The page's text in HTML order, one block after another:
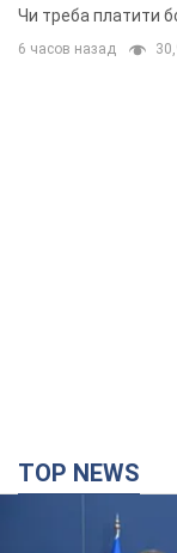
неочікуване
Чи треба платити
6 часов назад
TOP NEWS